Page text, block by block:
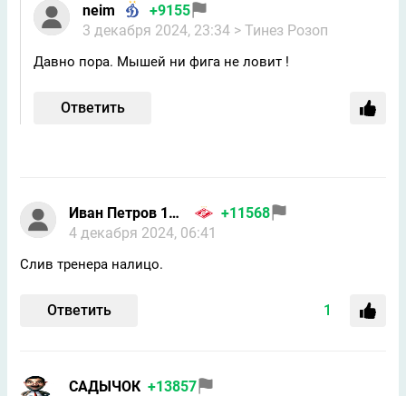
neim
+9155
3 декабря 2024, 23:34 > Тинез Розоп
Давно пора. Мышей ни фига не ловит !
Ответить
Иван Петров 1986
+11568
4 декабря 2024, 06:41
Слив тренера налицо.
Ответить 1
САДЫЧОК +13857